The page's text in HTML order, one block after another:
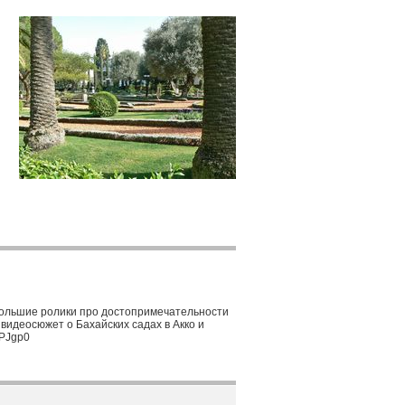
ролики про достопримечательности
о Бахайских садах в Акко и